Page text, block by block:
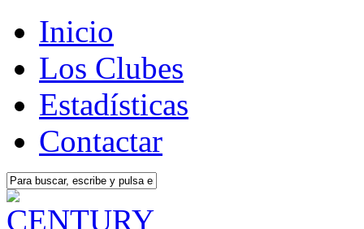
Inicio
Los Clubes
Estadísticas
Contactar